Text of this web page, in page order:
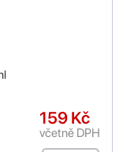
159 Kč
včetně DPH